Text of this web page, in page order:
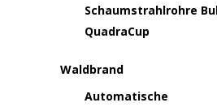
Schaumstrahlrohre
QuadraCup
Waldbrand
Automatische